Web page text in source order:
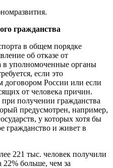
гражданства
в общем порядке
об отказе от
в уполномоченные органы
если это
России или если
от человека причин.
при получении гражданства
предусмотрен, например,
у которых хотя бы
гражданство и живет в
221 тыс. человек получили
22% больше, чем за